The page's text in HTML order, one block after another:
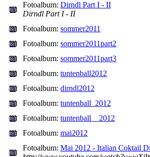
Fotoalbum: Dirndl Part I - II
Dirndl Part I - II
Fotoalbum: sommer2011
Fotoalbum: sommer2011part2
Fotoalbum: sommer2011part3
Fotoalbum: tuntenball2012
Fotoalbum: dirndl2012
Fotoalbum: tuntenball_2012
Fotoalbum: tuntenball__2012
Fotoalbum: mai2012
Fotoalbum: Mai 2012 - Italian Coktail